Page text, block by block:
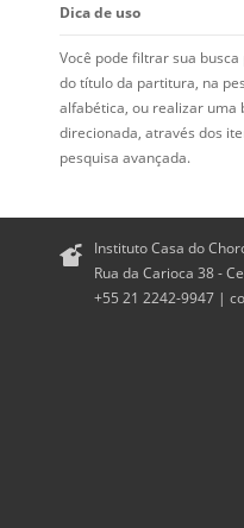
Dica de uso
Você pode filtrar sua busca
do título da partitura, na
alfabética, ou realizar uma
direcionada, através dos
pesquisa avançada.
Instituto Casa do
Rua da Carioca 38 -
+55 21 2242-9947 |